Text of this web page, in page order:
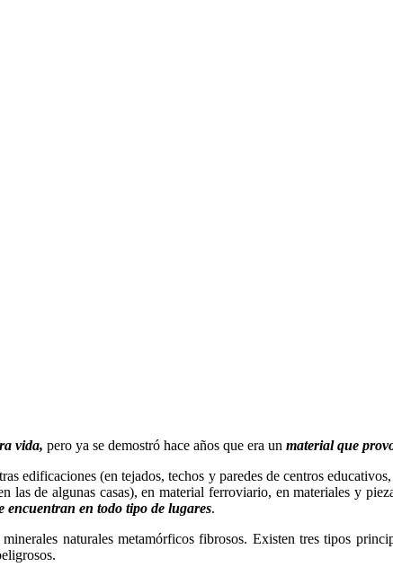
vida, pero ya se demostró hace años que era un material que
edificaciones (en tejados, techos y paredes de centros
de algunas casas), en material ferroviario, en materiales y
encuentran en todo tipo de lugares.
naturales metamórficos fibrosos. Existen tres tipos